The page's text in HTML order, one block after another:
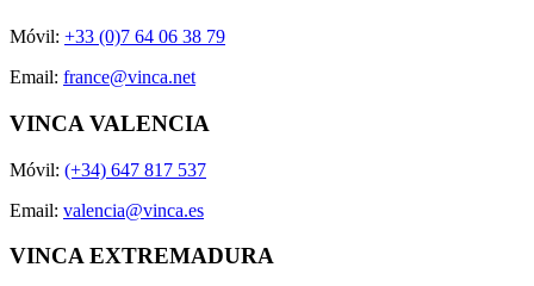
Móvil: +33 (0)7 64 06 38 79
Email: france@vinca.net
VINCA VALENCIA
Móvil: (+34) 647 817 537
Email: valencia@vinca.es
VINCA EXTREMADURA